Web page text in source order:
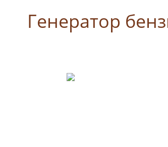
Генератор